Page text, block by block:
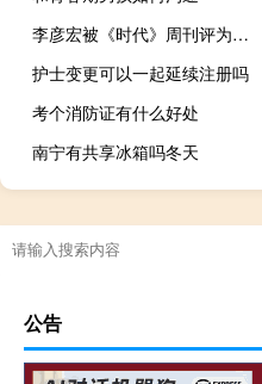
李彦宏被《时代》周刊评为全球AI领袖
护士变更可以一起延续注册吗
考个消防证有什么好处
南宁有共享冰箱吗冬天
公告